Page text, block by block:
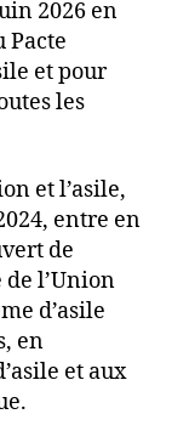
2026 en
Pacte
et pour
les
et l’asile,
entre en
de
l’Union
d’asile
en
et aux